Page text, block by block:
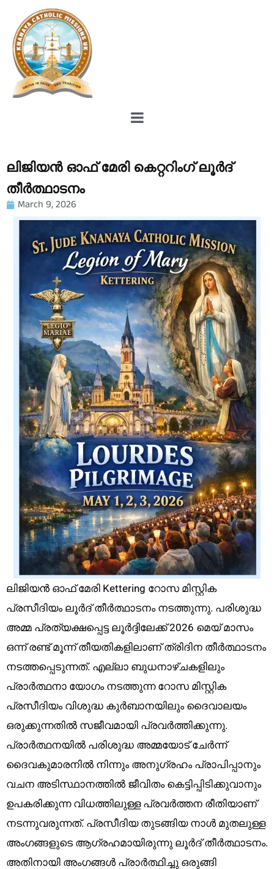
ലിജിയൻ ഓഫ് മേരി കെറ്ററിംഗ്‌ ലൂർദ്
തീർത്ഥാടനം
March 9, 2026
ലിജിയൻ ഓഫ് മേരി Kettering റോസ മിസ്റ്റിക
പ്രസീദിയം ലൂർദ് തീർത്ഥാടനം നടത്തുന്നു. പരിശുദ്ധ
അമ്മ പ്രത്യക്ഷപ്പെട്ട ലൂർദ്ദിലേക്ക് 2026 മെയ് മാസം
ഒന്ന് രണ്ട് മൂന്ന് തീയതികളിലാണ് ത്രിദിന തീർത്ഥാടനം
നടത്തപ്പെടുന്നത്. എല്ലാ ബുധനാഴ്ചകളിലും
പ്രാർത്ഥനാ യോഗം നടത്തുന്ന റോസ മിസ്റ്റിക
പ്രസീദിയം വിശുദ്ധ കുർബാനയിലും ദൈവാലയം
ഒരുക്കുന്നതിൽ സജീവമായി പ്രവർത്തിക്കുന്നു.
പ്രാർത്ഥനയിൽ പരിശുദ്ധ അമ്മയോട് ചേർന്ന്
ദൈവകുമാരനിൽ നിന്നും അനുഗ്രഹം പ്രാപിപ്പാനും
വചന അടിസ്ഥാനത്തിൽ ജീവിതം കെട്ടിപ്പിടിക്കുവാനും
ഉപകരിക്കുന്ന വിധത്തിലുള്ള പ്രവർത്തന രീതിയാണ്
നടന്നുവരുന്നത്. പ്രസീദിയ തുടങ്ങിയ നാൾ മുതലുള്ള
അംഗങ്ങളുടെ ആഗ്രഹമായിരുന്നു ലൂർദ് തീർത്ഥാടനം.
അതിനായി അംഗങ്ങൾ പ്രാർത്ഥിച്ചു ഒരുങ്ങി